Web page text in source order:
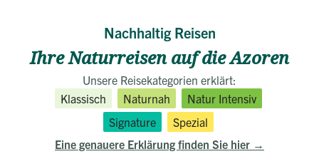
Nachhaltig Reisen
Ihre Naturreisen auf die Azoren
Unsere Reisekategorien erklärt:
Klassisch
Naturnah
Natur Intensiv
Signature
Spezial
Eine genauere Erklärung finden Sie hier